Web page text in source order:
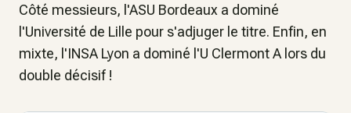
Côté messieurs, l'ASU Bordeaux a dominé
l'Université de Lille pour s'adjuger le titre. Enfin, en
mixte, l'INSA Lyon a dominé l'U Clermont A lors du
double décisif !